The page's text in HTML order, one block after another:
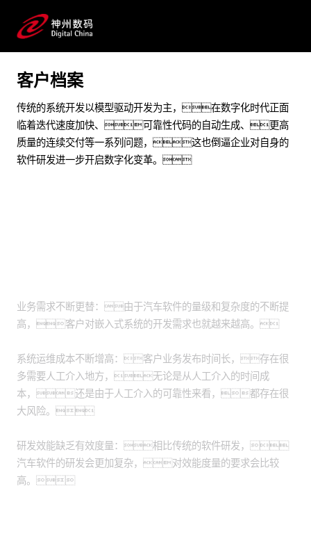
在公有云上实现车企研发效能提升
客户档案
传统的系统开发以模型驱动开发为主，在数字化时代正面
临着迭代速度加快、可靠性代码的自动生成、更高
质量的连续交付等一系列问题，这也倒逼企业对自身的
软件研发进一步开启数字化变革。
业务需求不断更替：由于汽车软件的量级和复杂度的不断提
高，客户对嵌入式系统的开发需求也就越来越高。
系统运维成本不断增高：客户业务发布时间长，存在很
多需要人工介入地方，无论是从人工介入的时间成
本，还是由于人工介入的可靠性来看，都存在很
大风险。
研发效能缺乏有效度量：相比传统的软件研发，
汽车软件的研发会更加复杂，对效能度量的要求会比较
高。